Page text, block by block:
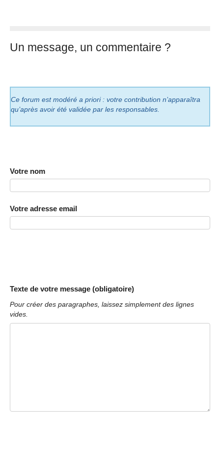
Un message, un commentaire ?
Ce forum est modéré a priori : votre contribution n’apparaîtra
qu’après avoir été validée par les responsables.
Votre nom
Votre adresse email
Texte de votre message (obligatoire)
Pour créer des paragraphes, laissez simplement des lignes
vides.